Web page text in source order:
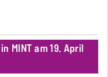
MINT am 19. April